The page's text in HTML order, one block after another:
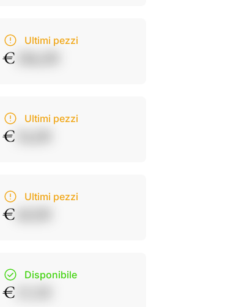
Ultimi pezzi
€ 186,00
Ultimi pezzi
€ 34,00
Ultimi pezzi
€
Disponibile
€